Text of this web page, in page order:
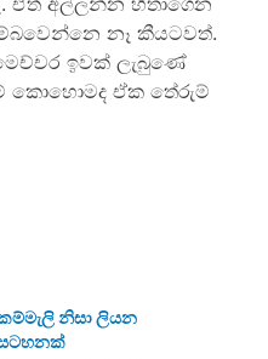
නෑ කීයටවත්.
ඉවක් ලැබුණේ
කොහොමද ඒක තේරුම්
නිසා ලියන